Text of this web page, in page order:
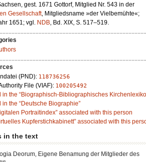
gest. 1671 Gottorf, Mitglied Nr. 543 in der
Gesellschaft, Mitgliedsname »der Vielbemühte«;
1651; vgl. NDB, Bd. XIX, S. 517–519.
(PND): 118736256
File (VIAF): 100205492
in the “Biographisch-Bibliographisches
in the “Deutsche Biographie”
Portraitindex” associated with this person
Kupferstichkabinett” associated with this
in the text
Deorum, Eigene Benamung der Mitglieder des